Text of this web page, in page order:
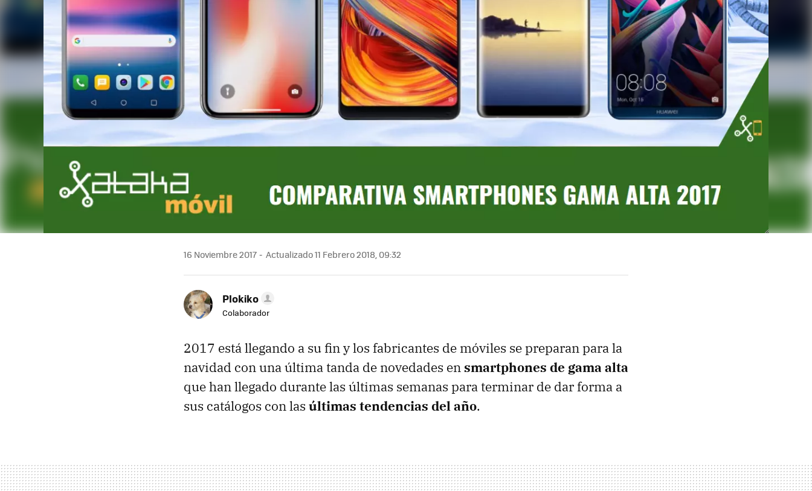
16 Noviembre 2017 Actualizado 11 Febrero 2018, 09:32
Plokiko
Colaborador
2017 está llegando a su fin y los fabricantes de móviles se preparan para la
navidad con una última tanda de novedades ensmartphones de gama alta
que han llegado durante las últimas semanas para terminar de dar forma a
sus catálogos con las últimas tendencias del año.